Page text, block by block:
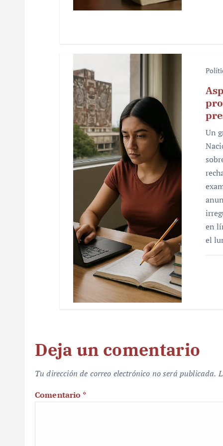
Un
en
el
Deja un comentario
Tu dirección de correo electrónico no será publicada.
Comentario *